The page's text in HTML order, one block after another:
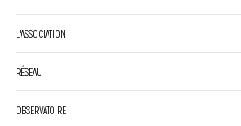
L'ASSOCIATION
RÉSEAU
OBSERVATOIRE